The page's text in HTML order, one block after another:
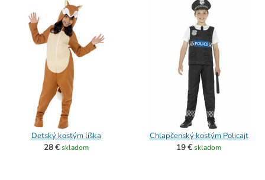
Detský kostým líška
28 €skladom
Chlapčenský kostým Policajt
19 €skladom